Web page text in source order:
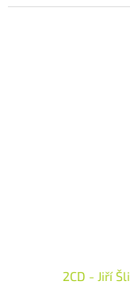
2CD - Jiří